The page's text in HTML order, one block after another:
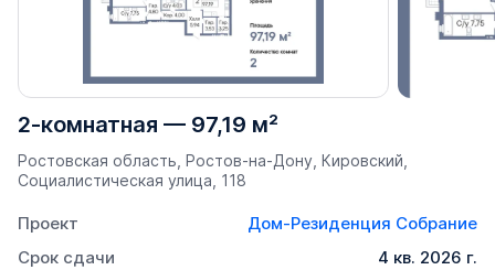
2-комнатная — 97,19 м²
Ростовская область, Ростов-на-Дону, Кировский,
Социалистическая улица, 118
Проект
Дом-Резиденция Собрание
Срок сдачи
4 кв. 2026 г.